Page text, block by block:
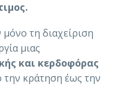
τη διαχείριση
μιας
και κερδοφόρας
την κράτηση έως την